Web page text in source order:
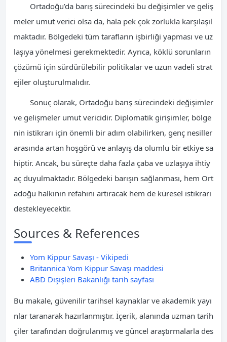
Ortadoğu’da barış sürecindeki bu değişimler ve geliş
meler umut verici olsa da, hala pek çok zorlukla karşılaşıl
maktadır. Bölgedeki tüm tarafların işbirliği yapması ve uz
laşıya yönelmesi gerekmektedir. Ayrıca, köklü sorunların
çözümü için sürdürülebilir politikalar ve uzun vadeli strat
ejiler oluşturulmalıdır.
Sonuç olarak, Ortadoğu barış sürecindeki değişimler
ve gelişmeler umut vericidir. Diplomatik girişimler, bölge
nin istikrarı için önemli bir adım olabilirken, genç nesiller
arasında artan hoşgörü ve anlayış da olumlu bir etkiye sa
hiptir. Ancak, bu süreçte daha fazla çaba ve uzlaşıya ihtiy
aç duyulmaktadır. Bölgedeki barışın sağlanması, hem Ort
adoğu halkının refahını artıracak hem de küresel istikrarı
destekleyecektir.
Sources & References
Yom Kippur Savaşı - Vikipedi
Britannica Yom Kippur Savaşı maddesi
ABD Dışişleri Bakanlığı tarih sayfası
Bu makale, güvenilir tarihsel kaynaklar ve akademik yayı
nlar taranarak hazırlanmıştır. İçerik, alanında uzman tarih
çiler tarafından doğrulanmış ve güncel araştırmalarla des